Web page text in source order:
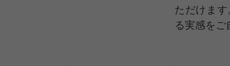
ただけま
る実感をご